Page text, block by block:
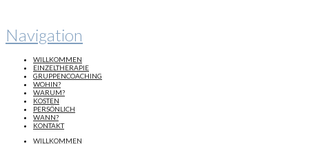
Navigation
WILLKOMMEN
EINZELTHERAPIE
GRUPPENCOACHING
WOHIN?
WARUM?
KOSTEN
PERSÖNLICH
WANN?
KONTAKT
WILLKOMMEN